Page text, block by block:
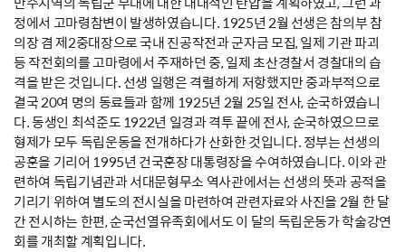
정에서 고마령참변이 발생하였습니다. 1925년 2월 선생은 참의부 참
의장 겸 제2중대장으로 국내 진공작전과 군자금 모집, 일제 기관 파괴
등 작전회의를 고마령에서 주재하던 중, 일제 초산경찰서 경찰대의 습
격을 받은 것입니다. 선생 일행은 격렬하게 저항했지만 중과부적으로
결국 20여 명의 동료들과 함께 1925년 2월 25일 전사, 순국하였습니
다. 동생인 최석준도 1922년 일경과 격투 끝에 전사, 순국하였으므로
형제가 모두 독립운동을 전개하다가 산화한 것입니다. 정부는 선생의
공훈을 기리어 1995년 건국훈장 대통령장을 수여하였습니다. 이와 관
련하여 독립기념관과 서대문형무소 역사관에서는 선생의 뜻과 공적을
기리기 위하여 별도의 전시실을 마련하여 관련자료와 사진을 2월 한 달
간 전시하는 한편, 순국선열유족회에서도 이 달의 독립운동가 학술강연
회를 개최할 계획입니다.